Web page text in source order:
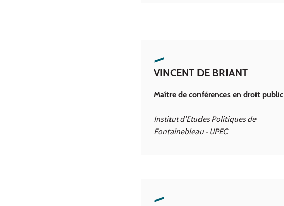
VINCENT DE BRIANT
Maître de conférences en droit public
Institut d'Etudes Politiques de
Fontainebleau - UPEC